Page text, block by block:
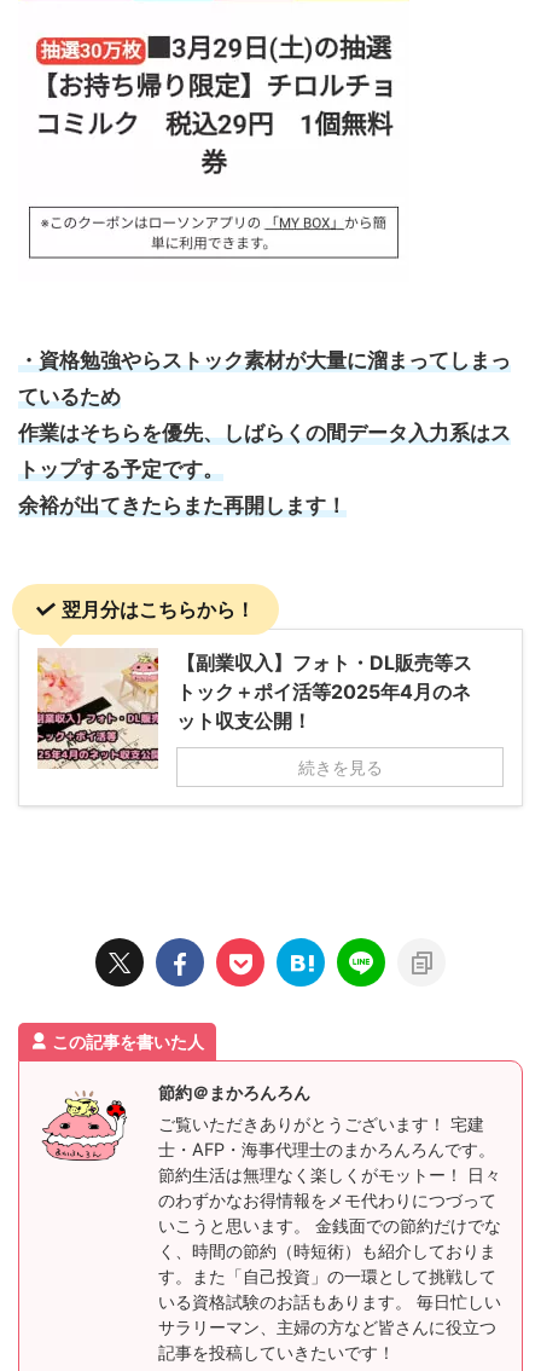
・資格勉強やらストック素材が大量に溜まってしまっ
ているため
作業はそちらを優先、しばらくの間データ入力系はス
トップする予定です。
余裕が出てきたらまた再開します！
翌月分はこちらから！
【副業収入】フォト・DL販売等ス
トック＋ポイ活等2025年4月のネ
ット収支公開！
続きを見る
この記事を書いた人
節約＠まかろんろん
ご覧いただきありがとうございます！ 宅建
士・AFP・海事代理士のまかろんろんです。
節約生活は無理なく楽しくがモットー！ 日々
のわずかなお得情報をメモ代わりにつづって
いこうと思います。 金銭面での節約だけでな
く、時間の節約（時短術）も紹介しておりま
す。また「自己投資」の一環として挑戦して
いる資格試験のお話もあります。 毎日忙しい
サラリーマン、主婦の方など皆さんに役立つ
記事を投稿していきたいです！